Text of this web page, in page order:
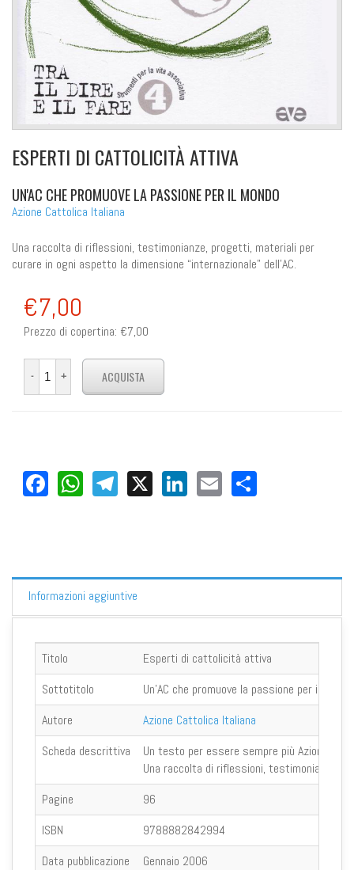
ESPERTI DI CATTOLICITÀ ATTIVA
UN'AC CHE PROMUOVE LA PASSIONE PER IL MONDO
Azione Cattolica Italiana
Una raccolta di riflessioni, testimonianze, progetti, materiali per
curare in ogni aspetto la dimensione “internazionale” dell’AC.
€7,00
Prezzo di copertina: €7,00
Facebook
WhatsApp
Telegram
X LinkedIn
Email
Informazioni aggiuntive
Titolo
Esperti di cattolicità attiva
Sottotitolo
Un'AC che promuove la passione per il mondo
Autore
Azione Cattolica Italiana
Scheda descrittiva
Un testo per essere sempre più Azione
Una raccolta di riflessioni, testimonianze,
Pagine
96
ISBN
9788882842994
Data pubblicazione
Gennaio 2006